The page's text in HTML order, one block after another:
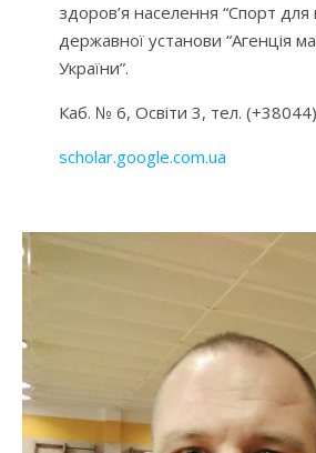
здоров’я населення “Спорт для
державної установи “Агенція
України”.
Каб. № 6, Освіти 3, тел.
scholar.google.com.ua